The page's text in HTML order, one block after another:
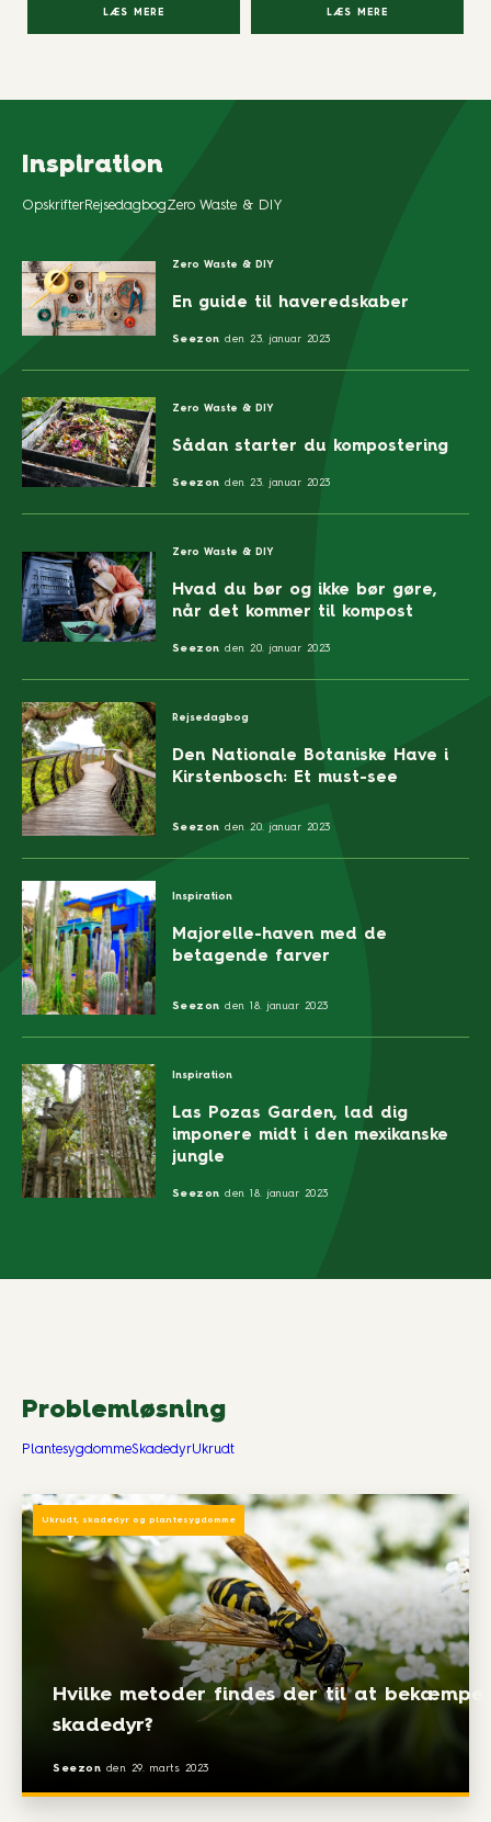
LÆS MERE LÆS MERE
Inspiration
OpskrifterRejsedagbogZero Waste & DIY
Zero Waste & DIY
En guide til haveredskaber
Seezon den 23. januar 2023
Zero Waste & DIY
Sådan starter du kompostering
Seezon den 23. januar 2023
Zero Waste & DIY
Hvad du bør og ikke bør gøre,
når det kommer til kompost
Seezon den 20. januar 2023
Rejsedagbog
Den Nationale Botaniske Have i
Kirstenbosch: Et must-see
Seezon den 20. januar 2023
Inspiration
Majorelle-haven med de
betagende farver
Seezon den 18. januar 2023
Inspiration
Las Pozas Garden, lad dig
imponere midt i den mexikanske
jungle
Seezon den 18. januar 2023
Problemløsning
PlantesygdommeSkadedyrUkrudt
Hvilke metoder findes der til at bekæmpe
skadedyr?
Seezon den 29. marts 2023
Ukrudt, skadedyr og plantesygdomme